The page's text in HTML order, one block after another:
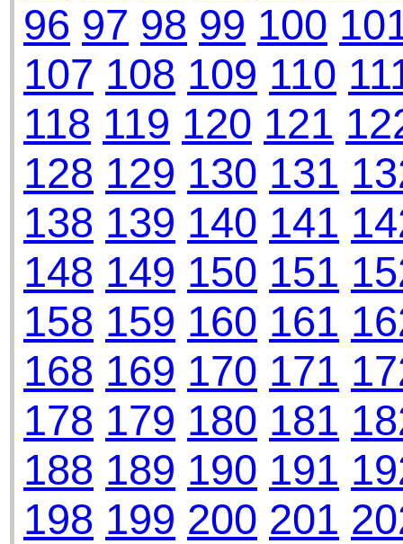
96 97 98 99 100
107 108 109 110
118 119 120 121
128 129 130 131
138 139 140 141
148 149 150 151
158 159 160 161
168 169 170 171
178 179 180 181
188 189 190 191
198 199 200 201